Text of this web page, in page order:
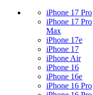
iPhone 17 Pro
iPhone 17 Pro
Max
iPhone 17e
iPhone 17
iPhone Air
iPhone 16
iPhone 16e
iPhone 16 Pro